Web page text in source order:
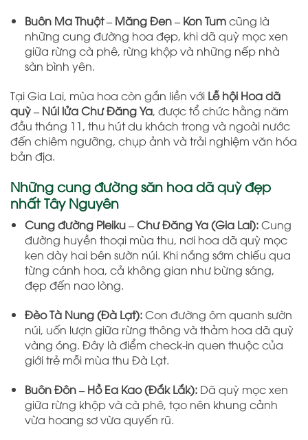
Buôn Ma Thuột – Măng Đen – Kon Tumcũng là
những cung đường hoa đẹp, khi dã quỳ mọc xen
giữa rừng cà phê, rừng khộp và những nếp nhà
sàn bình yên.
Tại Gia Lai, mùa hoa còn gắn liền với Lễ hội Hoa dã
quỳ – Núi lửa Chư Đăng Ya, được tổ chức hằng năm
đầu tháng 11, thu hút du khách trong và ngoài nước
đến chiêm ngưỡng, chụp ảnh và trải nghiệm văn hóa
bản địa.
Những cung đường săn hoa dã quỳ đẹp
nhất Tây Nguyên
Cung đường Pleiku – Chư Đăng Ya (Gia Lai):Cung
đường huyền thoại mùa thu, nơi hoa dã quỳ mọc
ken dày hai bên sườn núi. Khi nắng sớm chiếu qua
từng cánh hoa, cả không gian như bừng sáng,
đẹp đến nao lòng.
Đèo Tà Nung (Đà Lạt):Con đường ôm quanh sườn
núi, uốn lượn giữa rừng thông và thảm hoa dã quỳ
vàng óng. Đây là điểm check-in quen thuộc của
giới trẻ mỗi mùa thu Đà Lạt.
Buôn Đôn – Hồ Ea Kao (Đắk Lắk):Dã quỳ mọc xen
giữa rừng khộp và cà phê, tạo nên khung cảnh
vừa hoang sơ vừa quyến rũ.